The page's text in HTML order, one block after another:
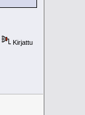
Kirjattu